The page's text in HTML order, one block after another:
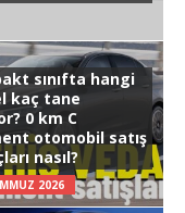
sınıfta hangi
kaç tane
0 km C
otomobil satış
nasıl?
2026